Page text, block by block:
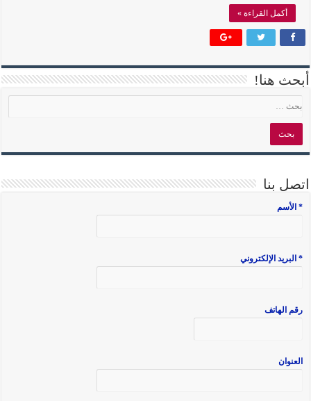
أكمل القراءة »
أبحث هنا!
اتصل بنا
* الأسم
* البريد الإلكتروني
رقم الهاتف
العنوان